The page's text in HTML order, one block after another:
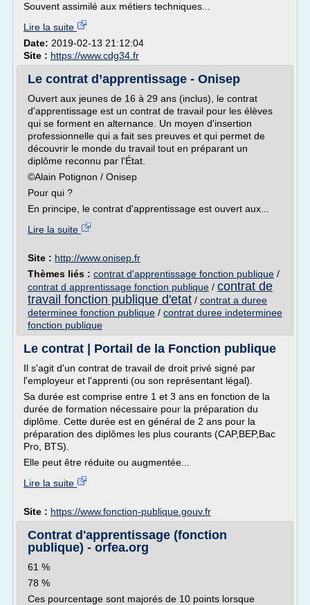
Souvent assimilé aux métiers techniques...
Lire la suite
Date: 2019-02-13 21:12:04
Site : https://www.cdg34.fr
Le contrat d’apprentissage - Onisep
Ouvert aux jeunes de 16 à 29 ans (inclus), le contrat
d'apprentissage est un contrat de travail pour les élèves
qui se forment en alternance. Un moyen d'insertion
professionnelle qui a fait ses preuves et qui permet de
découvrir le monde du travail tout en préparant un
diplôme reconnu par l'État.
©Alain Potignon / Onisep
Pour qui ?
En principe, le contrat d'apprentissage est ouvert aux...
Lire la suite
Site : http://www.onisep.fr
Thèmes liés : contrat d'apprentissage fonction publique /
contrat d apprentissage fonction publique / contrat de
travail fonction publique d'etat / contrat a duree
determinee fonction publique / contrat duree indeterminee
fonction publique
Le contrat | Portail de la Fonction publique
Il s'agit d'un contrat de travail de droit privé signé par
l'employeur et l'apprenti (ou son représentant légal).
Sa durée est comprise entre 1 et 3 ans en fonction de la
durée de formation nécessaire pour la préparation du
diplôme. Cette durée est en général de 2 ans pour la
préparation des diplômes les plus courants (CAP,BEP,Bac
Pro, BTS).
Elle peut être réduite ou augmentée...
Lire la suite
Site : https://www.fonction-publique.gouv.fr
Contrat d'apprentissage (fonction
publique) - orfea.org
61 %
78 %
Ces pourcentage sont majorés de 10 points lorsque